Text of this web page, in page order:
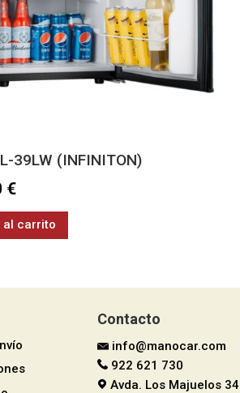
39LW (INFINITON)
€
al carrito
Contacto
info@manocar.com
922 621 730
Avda. Los Majuelos 34